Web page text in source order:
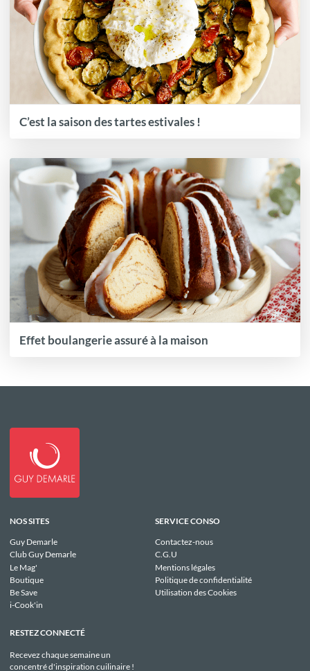
C’est la saison des tartes estivales !
Effet boulangerie assuré à la maison
NOS SITES
Guy Demarle
Club Guy Demarle
Le Mag'
Boutique
Be Save
i-Cook'in
SERVICE CONSO
Contactez-nous
C.G.U
Mentions légales
Politique de confidentialité
Utilisation des Cookies
RESTEZ CONNECTÉ
Recevez chaque semaine un
concentré d'inspiration cuilinaire !